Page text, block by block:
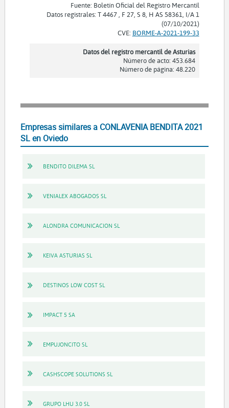
Fuente: Boletín Oficial del Registro Mercantil
Datos registrales: T 4467 , F 27, S 8, H AS 58361, I/A 1
(07/10/2021)
CVE: BORME-A-2021-199-33
Datos del registro mercantil de Asturias
Número de acto: 453.684
Número de página: 48.220
Empresas similares a CONLAVENIA BENDITA 2021
SL en Oviedo
BENDITO DILEMA SL
VENIALEX ABOGADOS SL
ALONDRA COMUNICACION SL
KEIVA ASTURIAS SL
DESTINOS LOW COST SL
IMPACT 5 SA
EMPUJONCITO SL
CASHSCOPE SOLUTIONS SL
GRUPO LHU 3.0 SL